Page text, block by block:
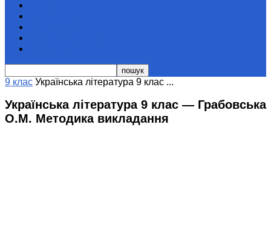
9 клас Українська література 9 клас ...
Українська література 9 клас — Грабовська
О.М. Методика викладання